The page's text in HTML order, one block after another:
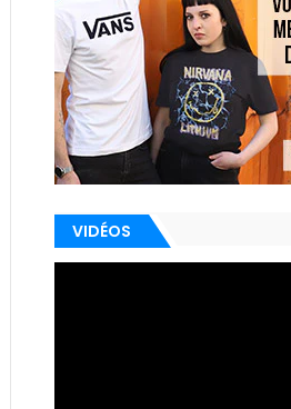
VIDÉOS